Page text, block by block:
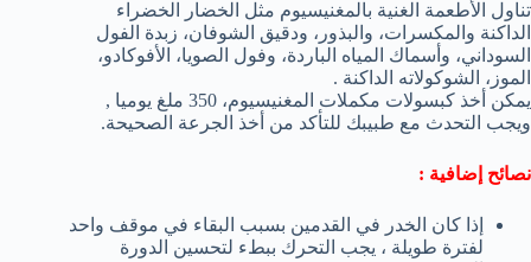
تناول الأطعمة الغنية بالمغنيسيوم مثل الخضار الخضراء
الداكنة والمكسرات، والبذور، ودقيق الشوفان، زبدة الفول
السوداني، وأسماك المياه الباردة، وفول الصويا، الأفوكادو،
الموز، الشوكولاته الداكنة .
يمكن أخذ كبسولات مكملات المغنيسيوم، 350 ملغ يوميا ,
ويجب التحدث مع طبيبك للتأكد من أخذ الجرعة الصحيحة.
نصائح إضافية :
إذا كان الخدر في القدمين بسبب البقاء في موقف واحد
لفترة طويلة ، يجب التحرك ببطء لتحسين الدورة